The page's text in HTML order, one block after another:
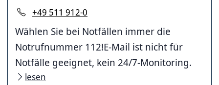
+49 511 912-0
Wählen Sie bei Notfällen immer die
Notrufnummer 112!E-Mail ist nicht für
Notfälle geeignet, kein 24/7-Monitoring.
lesen